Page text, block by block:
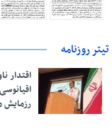
تیتر روزنامه
رزمایش